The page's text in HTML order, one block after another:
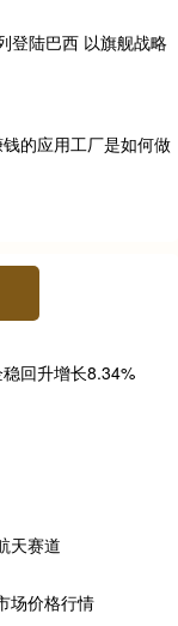
登陆巴西 以旗舰战略
的应用工厂是如何做
回升增长8.34%
天赛道
场价格行情